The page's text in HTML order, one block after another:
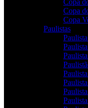
Copa
Copa
Paulistas